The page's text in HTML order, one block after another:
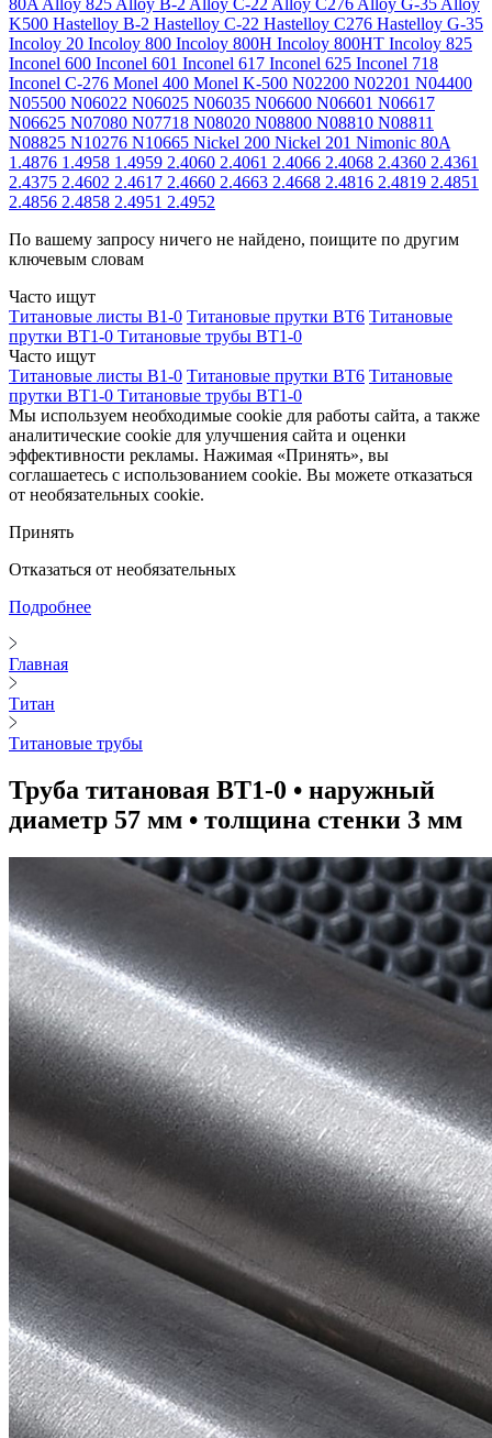
80A Alloy 825 Alloy B-2 Alloy C-22 Alloy C276 Alloy G-35 Alloy
K500 Hastelloy B-2 Hastelloy C-22 Hastelloy C276 Hastelloy G-35
Incoloy 20 Incoloy 800 Incoloy 800H Incoloy 800HT Incoloy 825
Inconel 600 Inconel 601 Inconel 617 Inconel 625 Inconel 718
Inconel C-276 Monel 400 Monel K-500 N02200 N02201 N04400
N05500 N06022 N06025 N06035 N06600 N06601 N06617
N06625 N07080 N07718 N08020 N08800 N08810 N08811
N08825 N10276 N10665 Nickel 200 Nickel 201 Nimonic 80A
1.4876 1.4958 1.4959 2.4060 2.4061 2.4066 2.4068 2.4360 2.4361
2.4375 2.4602 2.4617 2.4660 2.4663 2.4668 2.4816 2.4819 2.4851
2.4856 2.4858 2.4951 2.4952
По вашему запросу ничего не найдено, поищите по другим
ключевым словам
Часто ищут
Титановые листы В1-0 Титановые прутки ВТ6 Титановые
прутки ВТ1-0 Титановые трубы ВТ1-0
Часто ищут
Титановые листы В1-0 Титановые прутки ВТ6 Титановые
прутки ВТ1-0 Титановые трубы ВТ1-0
Мы используем необходимые cookie для работы сайта, а также
аналитические cookie для улучшения сайта и оценки
эффективности рекламы. Нажимая «Принять», вы
соглашаетесь с использованием cookie. Вы можете отказаться
от необязательных cookie.
Принять
Отказаться от необязательных
Подробнее
Главная
Титан
Титановые трубы
Труба титановая ВТ1-0 • наружный
диаметр 57 мм • толщина стенки 3 мм